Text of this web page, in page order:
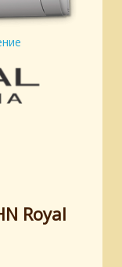
Royal